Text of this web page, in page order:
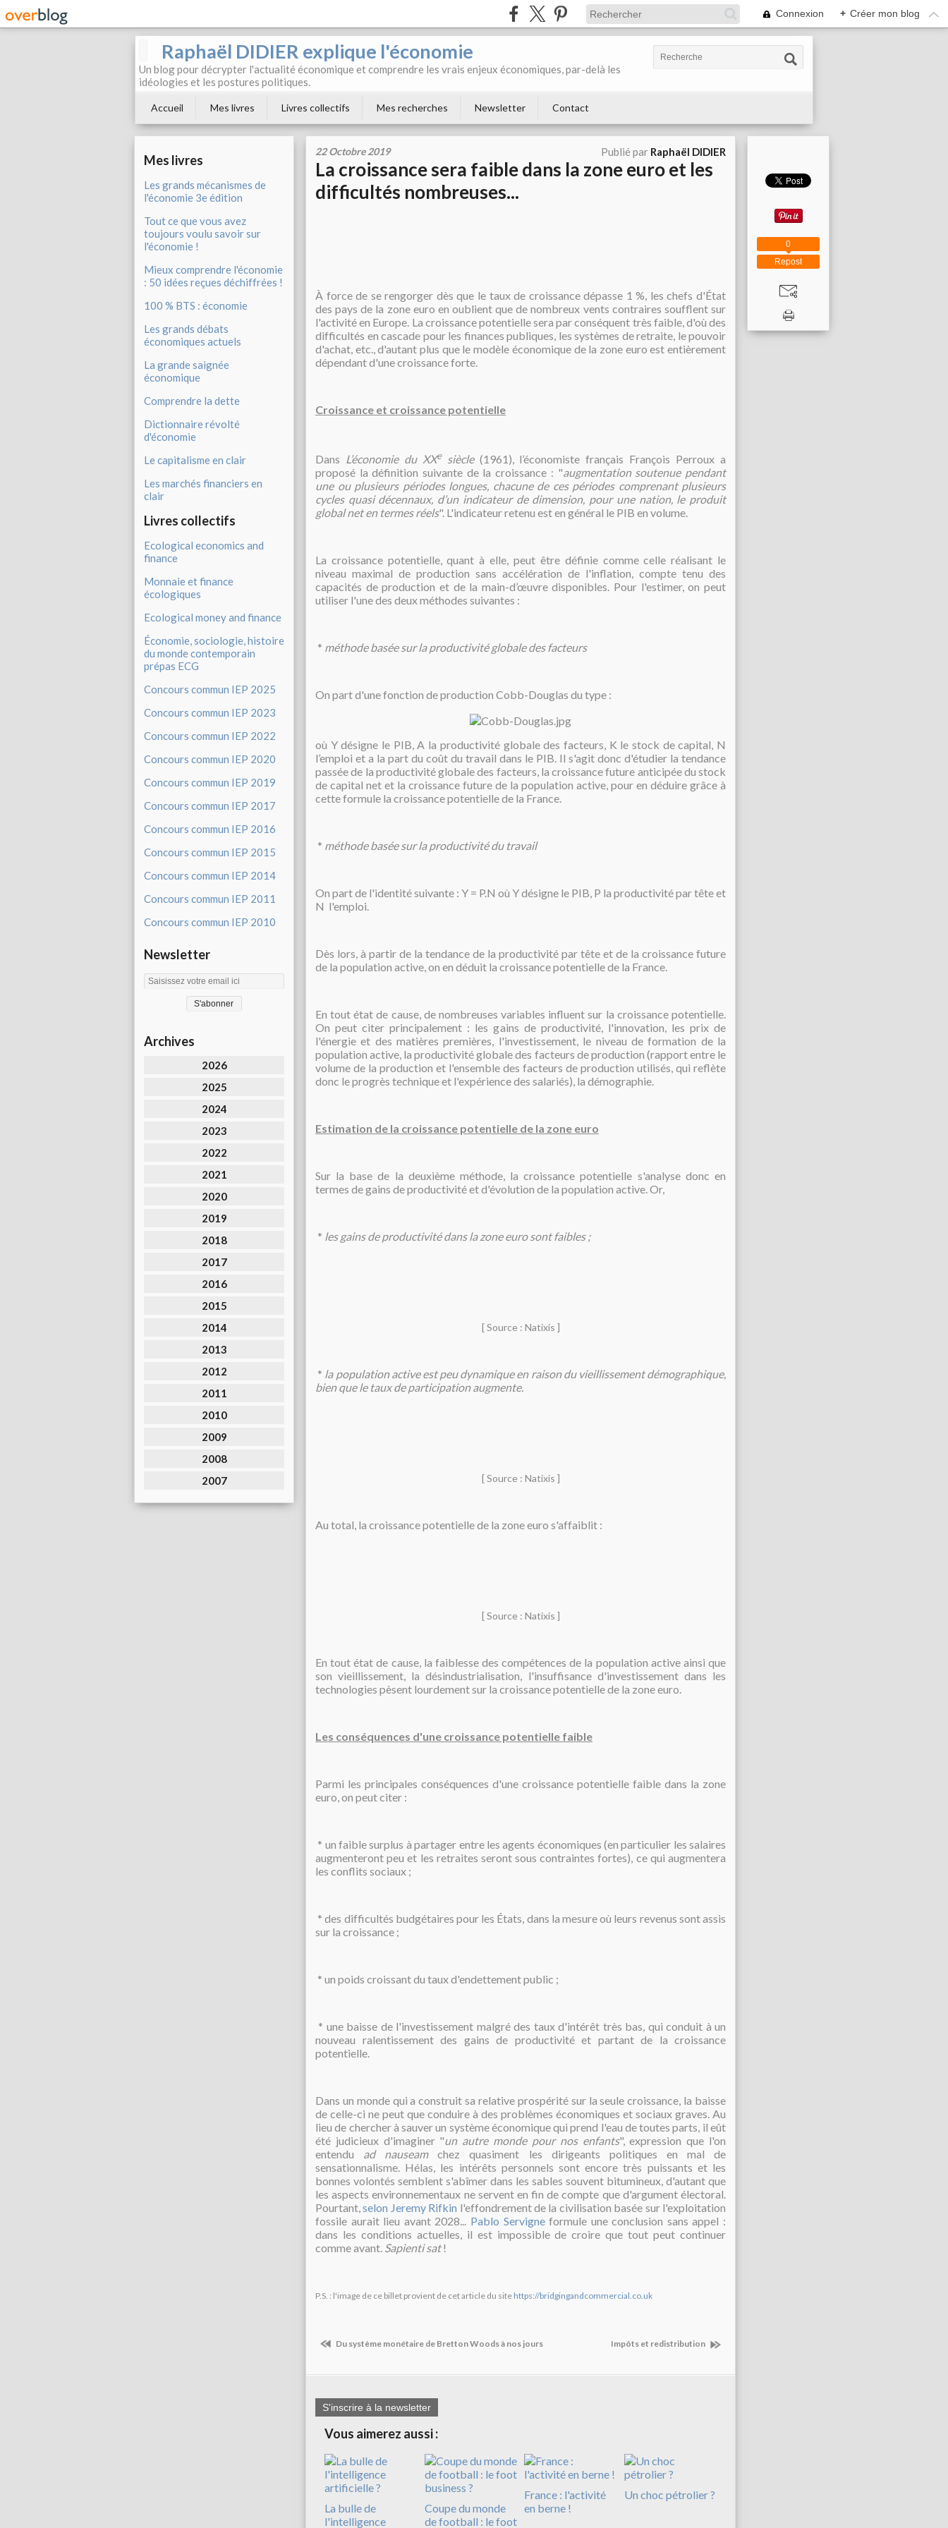
Connexion + Créer mon blog
Raphaël DIDIER explique l'économie
Un blog pour décrypter l'actualité économique et comprendre les vrais enjeux économiques, par-delà les
idéologies et les postures politiques.
Accueil Mes livres Livres collectifs Mes recherches Newsletter Contact
Mes livres
Les grands mécanismes de
l'économie 3e édition
Tout ce que vous avez
toujours voulu savoir sur
l'économie !
Mieux comprendre l'économie
: 50 idées reçues déchiffrées !
100 % BTS : économie
Les grands débats
économiques actuels
La grande saignée
économique
Comprendre la dette
Dictionnaire révolté
d'économie
Le capitalisme en clair
Les marchés financiers en
clair
Livres collectifs
Ecological economics and
finance
Monnaie et finance
écologiques
Ecological money and finance
Économie, sociologie, histoire
du monde contemporain
prépas ECG
Concours commun IEP 2025
Concours commun IEP 2023
Concours commun IEP 2022
Concours commun IEP 2020
Concours commun IEP 2019
Concours commun IEP 2017
Concours commun IEP 2016
Concours commun IEP 2015
Concours commun IEP 2014
Concours commun IEP 2011
Concours commun IEP 2010
Newsletter
Archives
2026
2025
2024
2023
2022
2021
2020
2019
2018
2017
2016
2015
2014
2013
2012
2011
2010
2009
2008
2007
22 Octobre 2019 Publié par Raphaël DIDIER
La croissance sera faible dans la zone euro et les
difficultés nombreuses...
À force de se rengorger dès que le taux de croissance dépasse 1 %, les chefs d'État
des pays de la zone euro en oublient que de nombreux vents contraires soufflent sur
l'activité en Europe. La croissance potentielle sera par conséquent très faible, d'où des
difficultés en cascade pour les finances publiques, les systèmes de retraite, le pouvoir
d'achat, etc., d'autant plus que le modèle économique de la zone euro est entièrement
dépendant d'une croissance forte.
Croissance et croissance potentielle
Dans L’économie du XXesiècle(1961), l’économiste français François Perroux a
proposé la définition suivante de la croissance : "augmentation soutenue pendant
une ou plusieurs périodes longues, chacune de ces périodes comprenant plusieurs
cycles quasi décennaux, d’un indicateur de dimension, pour une nation, le produit
global net en termes réels". L'indicateur retenu est en général le PIB en volume.
La croissance potentielle, quant à elle, peut être définie comme celle réalisant le
niveau maximal de production sans accélération de l'inflation, compte tenu des
capacités de production et de la main-d’œuvre disponibles. Pour l'estimer, on peut
utiliser l'une des deux méthodes suivantes :
* méthode basée sur la productivité globale des facteurs
On part d'une fonction de production Cobb-Douglas du type :
où Y désigne le PIB, A la productivité globale des facteurs, K le stock de capital, N
l’emploi et a la part du coût du travail dans le PIB. Il s'agit donc d'étudier la tendance
passée de la productivité globale des facteurs, la croissance future anticipée du stock
de capital net et la croissance future de la population active, pour en déduire grâce à
cette formule la croissance potentielle de la France.
* méthode basée sur la productivité du travail
On part de l'identité suivante : Y = P.N où Y désigne le PIB, P la productivité par tête et
N l'emploi.
Dès lors, à partir de la tendance de la productivité par tête et de la croissance future
de la population active, on en déduit la croissance potentielle de la France.
En tout état de cause, de nombreuses variables influent sur la croissance potentielle.
On peut citer principalement : les gains de productivité, l'innovation, les prix de
l'énergie et des matières premières, l'investissement, le niveau de formation de la
population active, la productivité globale des facteurs de production (rapport entre le
volume de la production et l'ensemble des facteurs de production utilisés, qui reflète
donc le progrès technique et l'expérience des salariés), la démographie.
Estimation de la croissance potentielle de la zone euro
Sur la base de la deuxième méthode, la croissance potentielle s'analyse donc en
termes de gains de productivité et d'évolution de la population active. Or,
* les gains de productivité dans la zone euro sont faibles ;
[ Source : Natixis ]
* la population active est peu dynamique en raison du vieillissement démographique,
bien que le taux de participation augmente.
[ Source : Natixis ]
Au total, la croissance potentielle de la zone euro s'affaiblit :
[ Source : Natixis ]
En tout état de cause, la faiblesse des compétences de la population active ainsi que
son vieillissement, la désindustrialisation, l'insuffisance d'investissement dans les
technologies pèsent lourdement sur la croissance potentielle de la zone euro.
Les conséquences d'une croissance potentielle faible
Parmi les principales conséquences d'une croissance potentielle faible dans la zone
euro, on peut citer :
* un faible surplus à partager entre les agents économiques (en particulier les salaires
augmenteront peu et les retraites seront sous contraintes fortes), ce qui augmentera
les conflits sociaux ;
*des difficultés budgétaires pour les États, dans la mesure où leurs revenus sont assis
sur la croissance ;
* un poids croissant du taux d'endettement public ;
* une baisse de l'investissement malgré des taux d'intérêt très bas, qui conduit à un
nouveau ralentissement des gains de productivité et partant de la croissance
potentielle.
Dans un monde qui a construit sa relative prospérité sur la seule croissance, la baisse
de celle-ci ne peut que conduire à des problèmes économiques et sociaux graves. Au
lieu de chercher à sauver un système économique qui prend l'eau de toutes parts, il eût
été judicieux d'imaginer "un autre monde pour nos enfants", expression que l'on
entendu ad nauseamchez quasiment les dirigeants politiques en mal de
sensationnalisme. Hélas, les intérêts personnels sont encore très puissants et les
bonnes volontés semblent s'abîmer dans les sables souvent bitumineux, d'autant que
les aspects environnementaux ne servent en fin de compte que d'argument électoral.
Pourtant,selon Jeremy Rifkin l'effondrement de la civilisation basée sur l'exploitation
fossile aurait lieu avant 2028... Pablo Servigneformule une conclusion sans appel :
dans les conditions actuelles, il est impossible de croire que tout peut continuer
comme avant. Sapienti sat!
P.S. : l'image de ce billet provient de cet article du site https://bridgingandcommercial.co.uk
Du système monétaire de Bretton Woods à nos jours Impôts et redistribution
S'inscrire à la newsletter
Vous aimerez aussi :
La bulle de
l'intelligence
Coupe du monde
de football : le foot
France : l'activité
en berne !
Un choc pétrolier ?
Repost
0